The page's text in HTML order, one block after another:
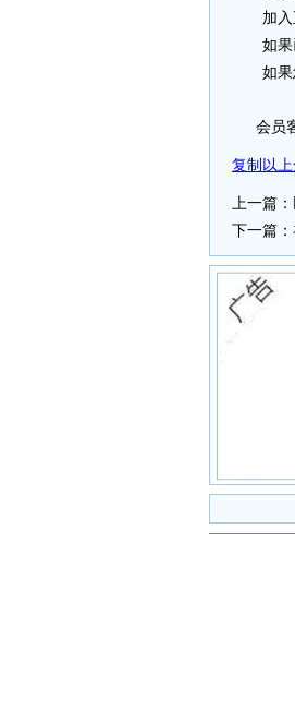
加入正
如果
如果您
会员客
复制以
上一篇：
下一篇：